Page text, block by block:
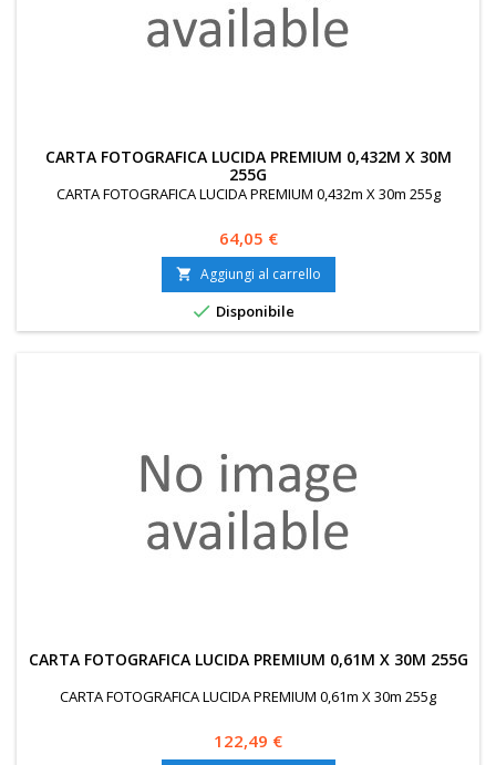
CARTA FOTOGRAFICA LUCIDA PREMIUM 0,432M X 30M
255G
CARTA FOTOGRAFICA LUCIDA PREMIUM 0,432m X 30m 255g
Prezzo
64,05 €
 Aggiungi al carrello
 Disponibile
CARTA FOTOGRAFICA LUCIDA PREMIUM 0,61M X 30M 255G
CARTA FOTOGRAFICA LUCIDA PREMIUM 0,61m X 30m 255g
Prezzo
122,49 €